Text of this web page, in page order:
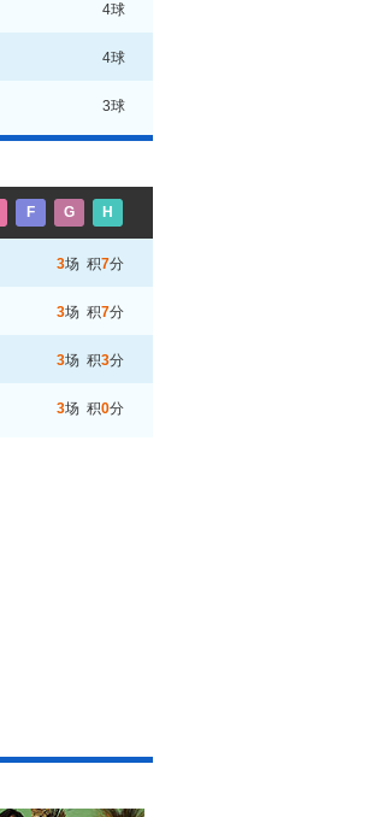
4球
4球
3球
F G H
3场 积7分
3场 积7分
3场 积3分
3场 积0分